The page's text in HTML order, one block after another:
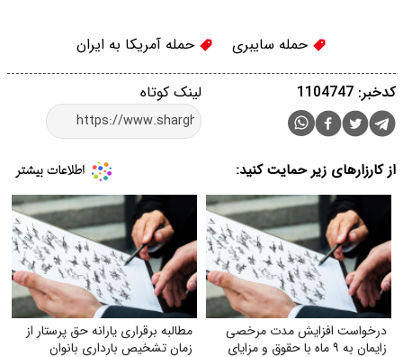
حمله سایبری حمله آمریکا به ایران
لینک کوتاه کدخبر: 1104747
از کارزارهای زیر حمایت کنید:
درخواست افزایش مدت مرخصی
زایمان به ۹ ماه با حقوق و مزایای
مطالبه برقراری یارانه حق پرستار از
زمان تشخیص بارداری بانوان